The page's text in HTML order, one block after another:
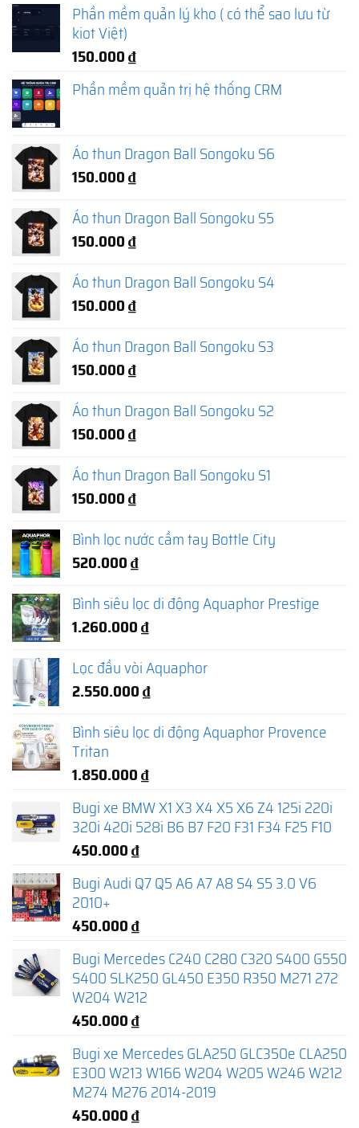
Phần mềm quản lý kho ( có thể sao lưu từ
kiot Việt)
150.000₫
Phần mềm quản trị hệ thống CRM
Áo thun Dragon Ball Songoku S6
150.000₫
Áo thun Dragon Ball Songoku S5
150.000₫
Áo thun Dragon Ball Songoku S4
150.000₫
Áo thun Dragon Ball Songoku S3
150.000₫
Áo thun Dragon Ball Songoku S2
150.000₫
Áo thun Dragon Ball Songoku S1
150.000₫
Bình lọc nước cầm tay Bottle City
520.000₫
Bình siêu lọc di động Aquaphor Prestige
1.260.000₫
Lọc đầu vòi Aquaphor
2.550.000₫
Bình siêu lọc di động Aquaphor Provence
Tritan
1.850.000₫
Bugi xe BMW X1 X3 X4 X5 X6 Z4 125i 220i
320i 420i 528i B6 B7 F20 F31 F34 F25 F10
450.000₫
Bugi Audi Q7 Q5 A6 A7 A8 S4 S5 3.0 V6
2010+
450.000₫
Bugi Mercedes C240 C280 C320 S400 G550
S400 SLK250 GL450 E350 R350 M271 272
W204 W212
450.000₫
Bugi xe Mercedes GLA250 GLC350e CLA250
E300 W213 W166 W204 W205 W246 W212
M274 M276 2014-2019
450.000₫